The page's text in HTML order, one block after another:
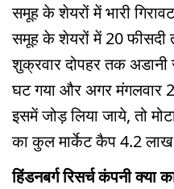
समूह के शेयरों में भारी
समूह के शेयरों में 20 फीसदी
शुक्रवार दोपहर तक
घट गया और अगर मंगलवार
इसमें जोड़ लिया जाये, तो
का कुल मार्केट कैप 4.2 लाख
हिंडनबर्ग रिसर्च कंपनी क्या